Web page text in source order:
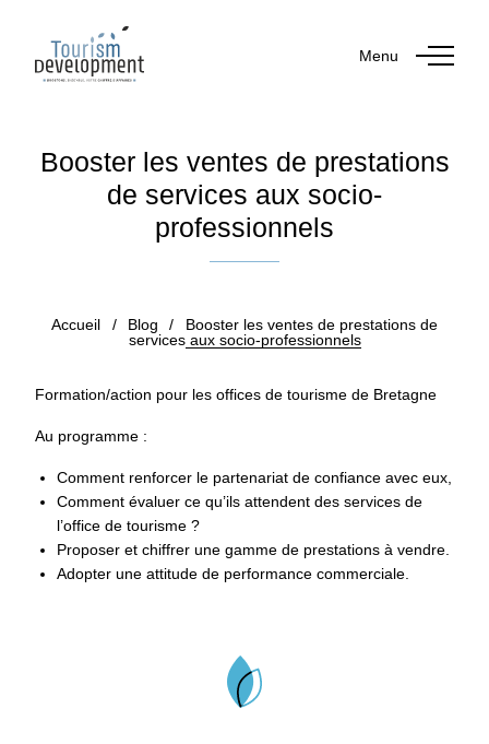
Menu
Booster les ventes de prestations
de services aux socio-
professionnels
Accueil / Blog /
Booster les ventes de prestations de
services aux socio-professionnels
Formation/action pour les offices de tourisme de Bretagne
Au programme :
Comment renforcer le partenariat de confiance avec eux,
Comment évaluer ce qu’ils attendent des services de
l’office de tourisme ?
Proposer et chiffrer une gamme de prestations à vendre.
Adopter une attitude de performance commerciale.